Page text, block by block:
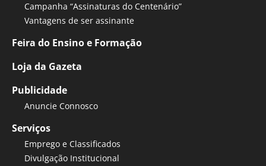
Campanha “Assinaturas do Centenário”
Vantagens de ser assinante
Feira do Ensino e Formação
Loja da Gazeta
Publicidade
Anuncie Connosco
Serviços
Emprego e Classificados
Divulgação Institucional